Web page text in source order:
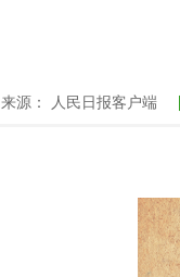
来源： 人民日报客户端